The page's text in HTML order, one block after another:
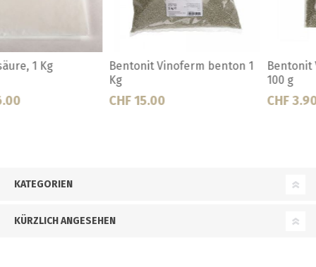
Bentonit Vinoferm benton 1
CHF 15.00
Bentonit Vinoferm benton
CHF 3.90
KATEGORIEN
KÜRZLICH ANGESEHEN